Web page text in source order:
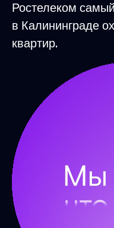
Ростелеком
в Калининграде
квартир.